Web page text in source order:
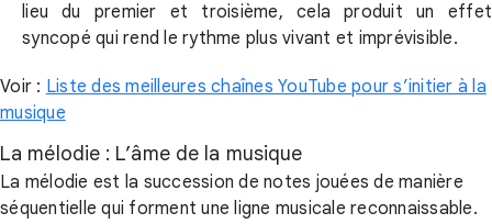
lieu du premier et troisième, cela produit un effet
syncopé qui rend le rythme plus vivant et imprévisible.
Voir : Liste des meilleures chaînes YouTube pour s’initier à la
musique
La mélodie : L’âme de la musique
La mélodie est la succession de notes jouées de manière
séquentielle qui forment une ligne musicale reconnaissable.